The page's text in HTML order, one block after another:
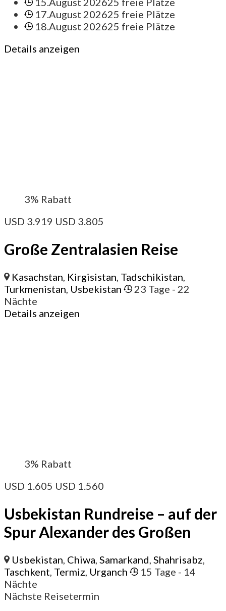
17.August 202625 freie Plätze
18.August 202625 freie Plätze
Details anzeigen
3% Rabatt
USD 3.919 USD 3.805
Große Zentralasien Reise
Kasachstan Kirgisistan Tadschikistan
Turkmenistan Usbekistan 23 Tage - 22
Nächte
Details anzeigen
3% Rabatt
USD 1.605 USD 1.560
Usbekistan Rundreise – auf der
Spur Alexander des Großen
Usbekistan Chiwa ,Samarkand ,Shahrisabz
Taschkent Termiz Urganch 15 Tage - 14
Nächte
Nächste Reisetermin